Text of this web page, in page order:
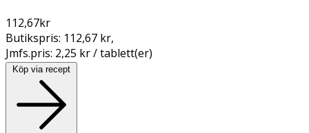
112,67kr
Butikspris: 112,67 kr,
Jmfs.pris: 2,25 kr / tablett(er)
Köp via recept